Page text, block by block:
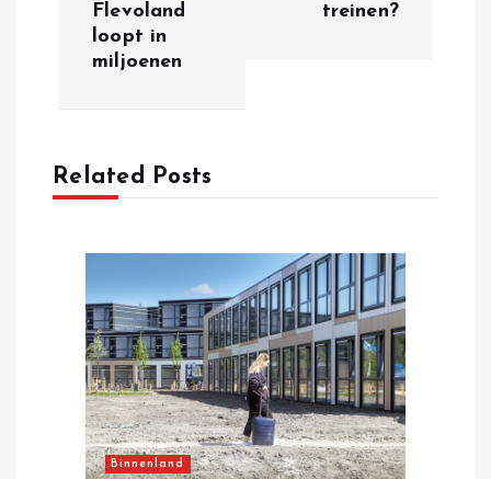
v
Flevoland
loopt in
miljoenen
treinen?
Related Posts
Binnenland